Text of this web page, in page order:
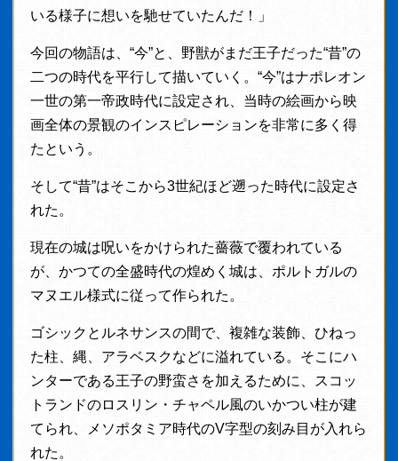
いる様子に想いを馳せていたんだ！」
今回の物語は、“今”と、野獣がまだ王子だった“昔”の
二つの時代を平行して描いていく。“今”はナポレオン
一世の第一帝政時代に設定され、当時の絵画から映
画全体の景観のインスピレーションを非常に多く得
たという。
そして“昔”はそこから3世紀ほど遡った時代に設定さ
れた。
現在の城は呪いをかけられた薔薇で覆われている
が、かつての全盛時代の煌めく城は、ポルトガルの
マヌエル様式に従って作られた。
ゴシックとルネサンスの間で、複雑な装飾、ひねっ
た柱、縄、アラベスクなどに溢れている。そこにハ
ンターである王子の野蛮さを加えるために、スコッ
トランドのロスリン・チャペル風のいかつい柱が建
てられ、メソポタミア時代のV字型の刻み目が入れら
れた。